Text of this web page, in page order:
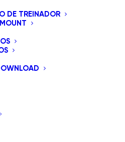
DE TREINADOR
padrão
popularidade
mais recentes
menor para maior
maior para menor